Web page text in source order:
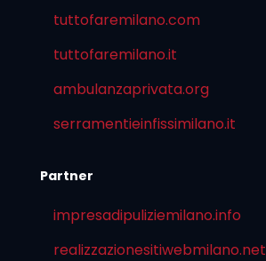
tuttofaremilano.com
tuttofaremilano.it
ambulanzaprivata.org
serramentieinfissimilano.it
Partner
impresadipuliziemilano.info
realizzazionesitiwebmilano.net